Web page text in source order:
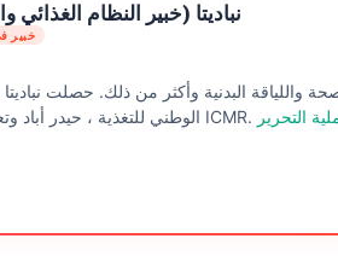
نباديتا (خبير النظام
خبير
واللياقة البدنية وأكثر من ذلك. حصلت
الوطني للتغذية ، حيدر أباد وتعمل حاليًا في الفرع الشرقي من ICMR.